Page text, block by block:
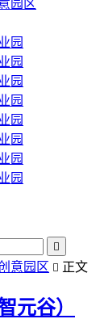
园区
园
园
园
园
园
园
园
园

意园区  正文
元谷）